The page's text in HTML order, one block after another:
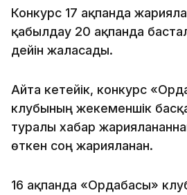
Конкурс 17 ақпанда
қабылдау 20 ақпанда
дейін жалғасады.
Айта кетейік, конкурс
клубының жекеменшік
туралы хабар
өткен соң жарияланған.
16 ақпанда «Ордабасы»